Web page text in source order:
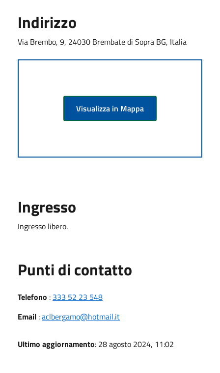
Indirizzo
Via Brembo, 9, 24030 Brembate di Sopra BG, Italia
Visualizza in Mappa
Ingresso
Ingresso libero.
Punti di contatto
Telefono : 333 52 23 548
Email :aclbergamo@hotmail.it
Ultimo aggiornamento: 28 agosto 2024, 11:02